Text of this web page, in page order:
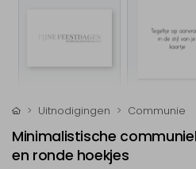
Uitnodigingen Communie
Minimalistische
en ronde hoekjes